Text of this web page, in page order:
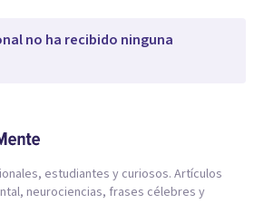
no ha recibido ninguna
estudiantes y curiosos. Artículos
neurociencias, frases célebres y